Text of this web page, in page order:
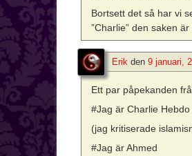
Bortsett det så har vi
”Charlie” den saken är
Erik den 9 januari,
Ett par påpekanden
#Jag är Charlie Hebdo
(jag kritiserade
#Jag är Ahmed